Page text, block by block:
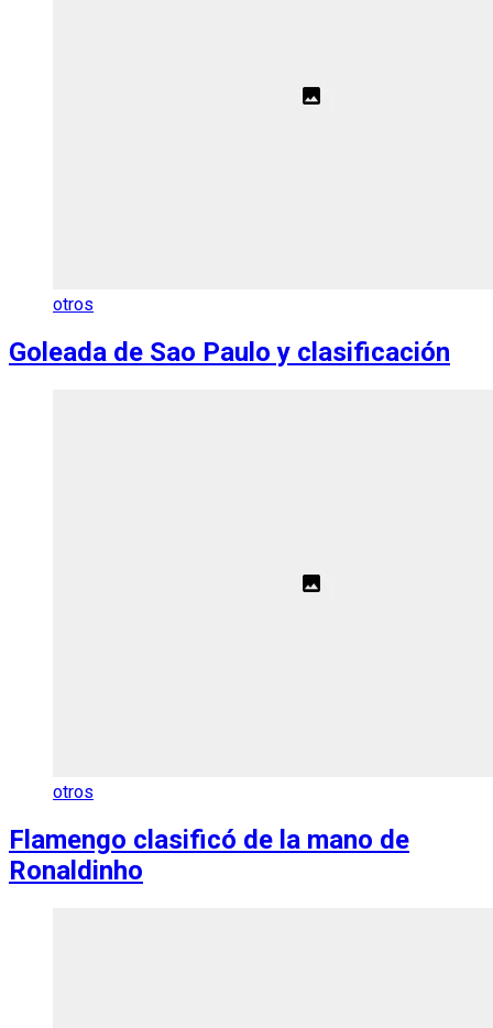
otros
Goleada de Sao Paulo y clasificación
otros
Flamengo clasificó de la mano de
Ronaldinho